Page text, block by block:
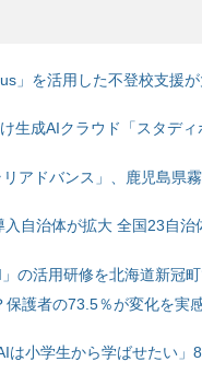
」を活用した不登校支援
生成AIクラウド「スタデ
アドバンス」、鹿児島県
自治体が拡大 全国23自治
の活用研修を北海道新冠町
護者の73.5％が変化を実
は小学生から学ばせたい」